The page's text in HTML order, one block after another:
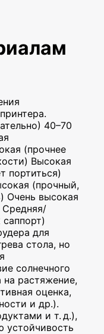
40–70
(прочнее
Высокая
портиться)
(прочный,
Очень высокая
Средняя/
для
стола, но
солнечного
на растяжение,
оценка,
и др.).
и т. д.),
устойчивость